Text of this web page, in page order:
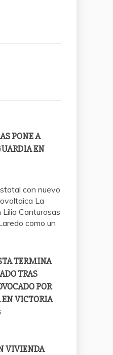
PONE A
EN
con nuevo
La
Lilia Canturosas
como un
TERMINA
TRAS
POR
VICTORIA
VIVIENDA